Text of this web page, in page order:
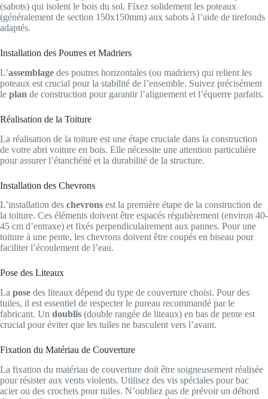
(sabots) qui isolent le bois du sol. Fixez solidement les poteaux
(généralement de section 150x150mm) aux sabots à l’aide de tirefonds
adaptés.
Installation des Poutres et Madriers
L’assemblage des poutres horizontales (ou madriers) qui relient les
poteaux est crucial pour la stabilité de l’ensemble. Suivez précisément
le plan de construction pour garantir l’alignement et l’équerre parfaits.
Réalisation de la Toiture
La réalisation de la toiture est une étape cruciale dans la construction
de votre abri voiture en bois. Elle nécessite une attention particulière
pour assurer l’étanchéité et la durabilité de la structure.
Installation des Chevrons
L’installation des chevrons est la première étape de la construction de
la toiture. Ces éléments doivent être espacés régulièrement (environ 40-
45 cm d’entraxe) et fixés perpendiculairement aux pannes. Pour une
toiture à une pente, les chevrons doivent être coupés en biseau pour
faciliter l’écoulement de l’eau.
Pose des Liteaux
La pose des liteaux dépend du type de couverture choisi. Pour des
tuiles, il est essentiel de respecter le pureau recommandé par le
fabricant. Un doublis (double rangée de liteaux) en bas de pente est
crucial pour éviter que les tuiles ne basculent vers l’avant.
Fixation du Matériau de Couverture
La fixation du matériau de couverture doit être soigneusement réalisée
pour résister aux vents violents. Utilisez des vis spéciales pour bac
acier ou des crochets pour tuiles. N’oubliez pas de prévoir un débord